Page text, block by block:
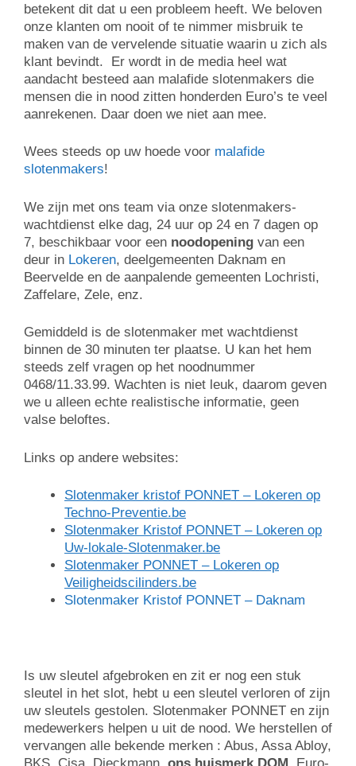
betekent dit dat u een probleem heeft. We beloven
onze klanten om nooit of te nimmer misbruik te
maken van de vervelende situatie waarin u zich als
klant bevindt. Er wordt in de media heel wat
aandacht besteed aan malafide slotenmakers die
mensen die in nood zitten honderden Euro’s te veel
aanrekenen. Daar doen we niet aan mee.
Wees steeds op uw hoede voor malafide
slotenmakers!
We zijn met ons team via onze slotenmakers-
wachtdienst elke dag, 24 uur op 24 en 7 dagen op
7, beschikbaar voor een noodopening van een
deur in Lokeren, deelgemeenten Daknam en
Beervelde en de aanpalende gemeenten Lochristi,
Zaffelare, Zele, enz.
Gemiddeld is de slotenmaker met wachtdienst
binnen de 30 minuten ter plaatse. U kan het hem
steeds zelf vragen op het noodnummer
0468/11.33.99. Wachten is niet leuk, daarom geven
we u alleen echte realistische informatie, geen
valse beloftes.
Links op andere websites:
Slotenmaker kristof PONNET – Lokeren op
Techno-Preventie.be
Slotenmaker Kristof PONNET – Lokeren op
Uw-lokale-Slotenmaker.be
Slotenmaker PONNET – Lokeren op
Veiligheidscilinders.be
Slotenmaker Kristof PONNET – Daknam
Is uw sleutel afgebroken en zit er nog een stuk
sleutel in het slot, hebt u een sleutel verloren of zijn
uw sleutels gestolen. Slotenmaker PONNET en zijn
medewerkers helpen u uit de nood. We herstellen of
vervangen alle bekende merken : Abus, Assa Abloy,